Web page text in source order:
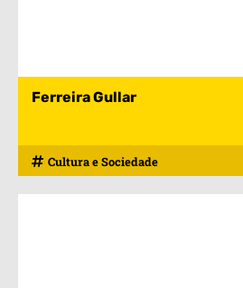
Ferreira Gullar
Cultura e Sociedade